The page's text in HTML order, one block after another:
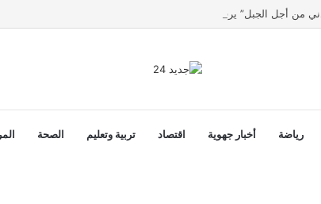
رياضة أخبار جهوية اقتصاد تربية وتعليم الصحة